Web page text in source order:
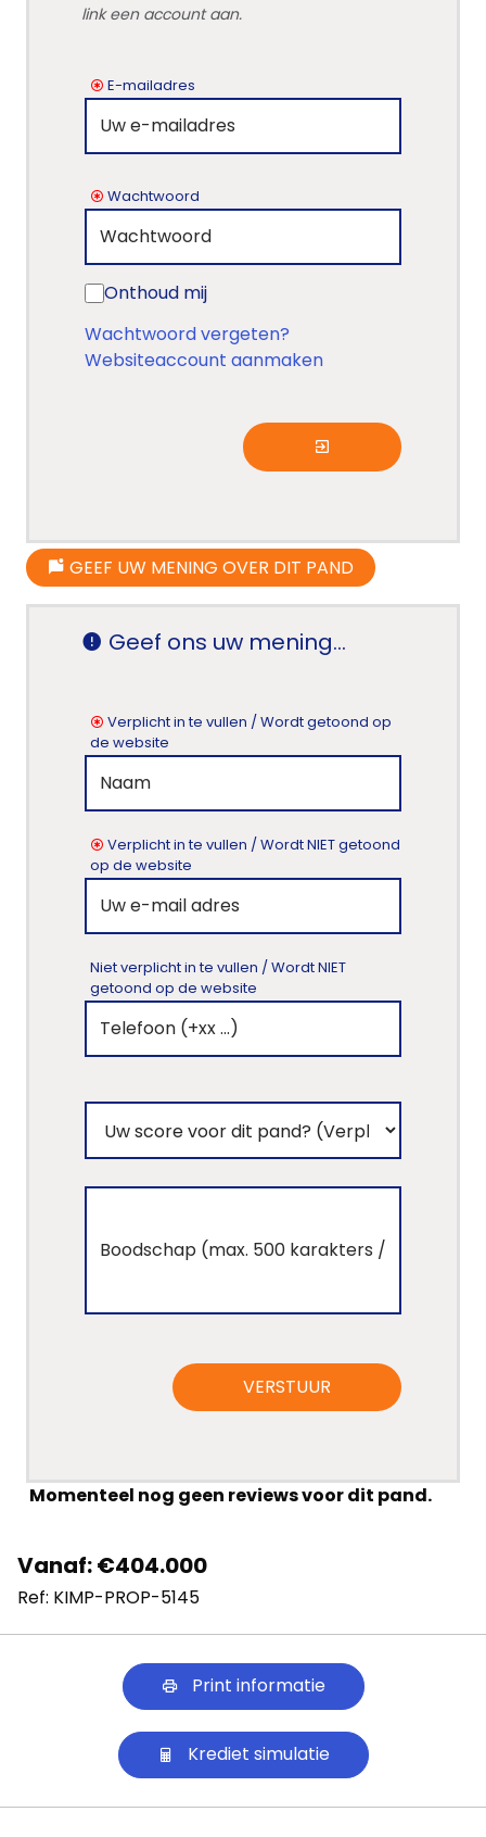
link een account aan.
E-mailadres
Wachtwoord
Onthoud mij
Wachtwoord vergeten?
Websiteaccount aanmaken
GEEF UW MENING OVER DIT PAND
Geef ons uw mening...
Verplicht in te vullen / Wordt getoond op
de website
Verplicht in te vullen / Wordt NIET getoond
op de website
Niet verplicht in te vullen / Wordt NIET
getoond op de website
VERSTUUR
Momenteel nog geen reviews voor dit pand.
Vanaf: €404.000
Ref: KIMP-PROP-5145
Print informatie
Krediet simulatie